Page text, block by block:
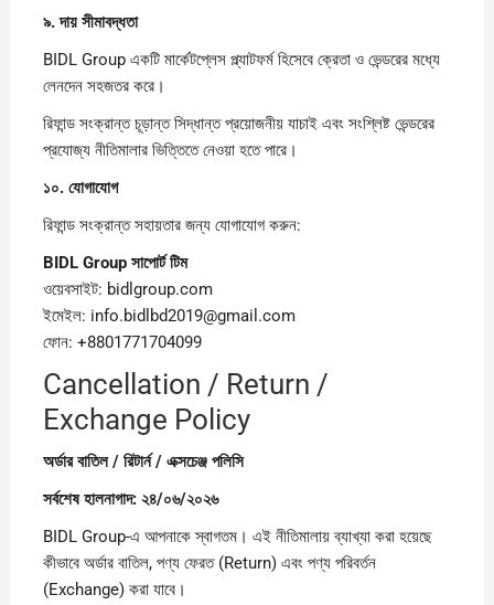
৯.দায়সীমাবদ্ধতা
BIDL Group একটি মার্কেটপ্লেস প্ল্যাটফর্ম হিসেবে ক্রেতা ও ভেন্ডরের মধ্যে
লেনদেন সহজতর করে।
রিফান্ড সংক্রান্ত চূড়ান্ত সিদ্ধান্ত প্রয়োজনীয় যাচাই এবং সংশ্লিষ্ট ভেন্ডরের
প্রযোজ্য নীতিমালার ভিত্তিতে নেওয়া হতে পারে।
১০. যোগাযোগ
রিফান্ড সংক্রান্ত সহায়তার জন্য যোগাযোগ করুন:
BIDL Group সাপোর্টটিম
ওয়েবসাইট: bidlgroup.com
ইমেইল: info.bidlbd2019@gmail.com
ফোন: +8801771704099
Cancellation / Return /
Exchange Policy
অর্ডারবাতিল / রিটার্ন / এক্সচেঞ্জ পলিসি
সর্বশেষহালনাগাদ: ২৪/০৬/২০২৬
BIDL Group-এ আপনাকে স্বাগতম। এই নীতিমালায় ব্যাখ্যা করা হয়েছে
কীভাবে অর্ডার বাতিল, পণ্য ফেরত (Return) এবং পণ্য পরিবর্তন
(Exchange) করা যাবে।